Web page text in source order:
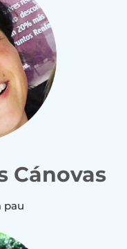
Cánovas
pau